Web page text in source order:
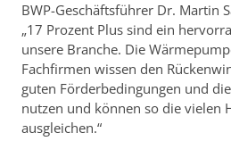
BWP-Geschäftsführer Dr. Martin
„17 Prozent Plus sind ein
unsere Branche. Die
Fachfirmen wissen den
guten Förderbedingungen und
nutzen und können so die vielen
ausgleichen.“